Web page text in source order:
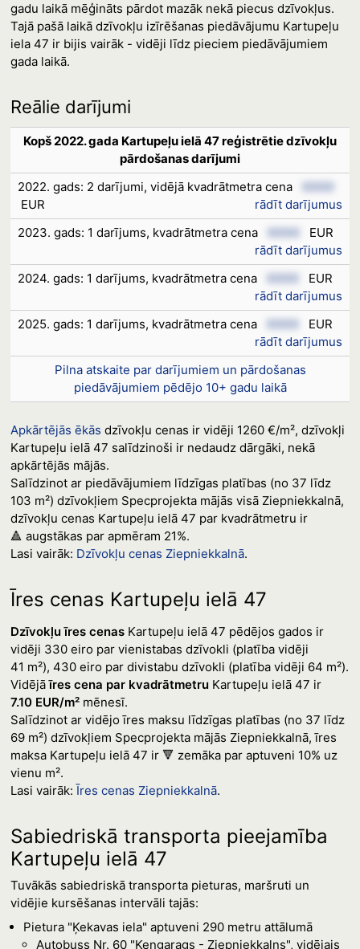
gadu laikā mēģināts pārdot mazāk nekā piecus dzīvokļus.
Tajā pašā laikā dzīvokļu izīrēšanas piedāvājumu Kartupeļu
iela 47 ir bijis vairāk - vidēji līdz pieciem piedāvājumiem
gada laikā.
Reālie darījumi
Kopš 2022. gada Kartupeļu ielā 47 reģistrētie dzīvokļu
pārdošanas darījumi
2022. gads: 2 darījumi, vidējā kvadrātmetra cena
XXXX
EUR
rādīt darījumus
2023. gads: 1 darījums, kvadrātmetra cena
XXXX
EUR
rādīt darījumus
2024. gads: 1 darījums, kvadrātmetra cena
XXXX
EUR
rādīt darījumus
2025. gads: 1 darījums, kvadrātmetra cena
XXXX
EUR
rādīt darījumus
Pilna atskaite par darījumiem un pārdošanas
piedāvājumiem pēdējo 10+ gadu laikā
Apkārtējās ēkās dzīvokļu cenas ir vidēji 1260 €/m², dzīvokļi
Kartupeļu ielā 47 salīdzinoši ir nedaudz dārgāki, nekā
apkārtējās mājās.
Salīdzinot ar piedāvājumiem līdzīgas platības (no 37 līdz
103 m²) dzīvokļiem Specprojekta mājās visā Ziepniekkalnā,
dzīvokļu cenas Kartupeļu ielā 47 par kvadrātmetru ir
🔺 augstākas par apmēram 21%.
Lasi vairāk: Dzīvokļu cenas Ziepniekkalnā.
Īres cenas Kartupeļu ielā 47
Dzīvokļu īres cenasKartupeļu ielā 47 pēdējos gados ir
vidēji 330 eiro par vienistabas dzīvokli (platība vidēji
41 m²), 430 eiro par divistabu dzīvokli (platība vidēji 64 m²).
Vidējāīres cena par kvadrātmetruKartupeļu ielā 47 ir
7.10 EUR/m²mēnesī.
Salīdzinot ar vidējo īres maksu līdzīgas platības (no 37 līdz
69 m²) dzīvokļiem Specprojekta mājās Ziepniekkalnā, īres
maksa Kartupeļu ielā 47 ir 🔻 zemāka par aptuveni 10% uz
vienu m².
Lasi vairāk:Īres cenas Ziepniekkalnā.
Sabiedriskā transporta pieejamība
Kartupeļu ielā 47
Tuvākās sabiedriskā transporta pieturas, maršruti un
vidējie kursēšanas intervāli tajās:
Pietura "Ķekavas iela" aptuveni 290 metru attālumā
Autobuss Nr. 60 "Ķengarags - Ziepniekkalns", vidējais